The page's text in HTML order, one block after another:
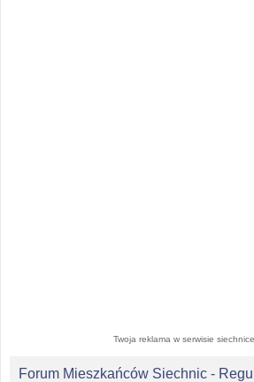
Twoja reklama w serwisie
Forum Mieszkańców Siechnic -